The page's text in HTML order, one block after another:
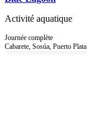
Activité aquatique
Journée complète
Cabarete, Sosúa, Puerto Plata